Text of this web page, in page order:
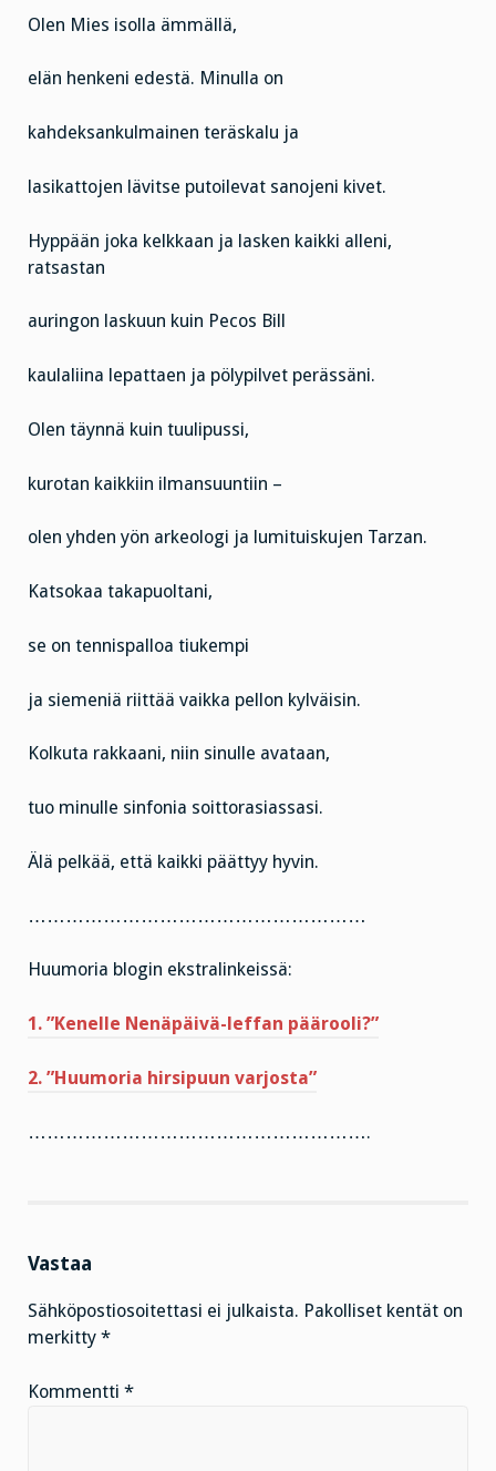
Olen Mies isolla ämmällä,
elän henkeni edestä. Minulla on
kahdeksankulmainen teräskalu ja
lasikattojen lävitse putoilevat sanojeni kivet.
Hyppään joka kelkkaan ja lasken kaikki alleni,
ratsastan
auringon laskuun kuin Pecos Bill
kaulaliina lepattaen ja pölypilvet perässäni.
Olen täynnä kuin tuulipussi,
kurotan kaikkiin ilmansuuntiin –
olen yhden yön arkeologi ja lumituiskujen Tarzan.
Katsokaa takapuoltani,
se on tennispalloa tiukempi
ja siemeniä riittää vaikka pellon kylväisin.
Kolkuta rakkaani, niin sinulle avataan,
tuo minulle sinfonia soittorasiassasi.
Älä pelkää, että kaikki päättyy hyvin.
………………………………………………
Huumoria blogin ekstralinkeissä:
1. ”Kenelle Nenäpäivä-leffan päärooli?”
2. ”Huumoria hirsipuun varjosta”
……………………………………………….
Vastaa
Sähköpostiosoitettasi ei julkaista. Pakolliset kentät on
merkitty *
Kommentti *